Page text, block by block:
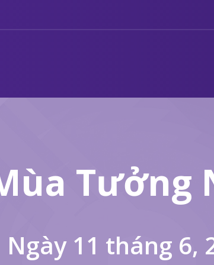
Tưởng
Ngày 11 tháng 6,